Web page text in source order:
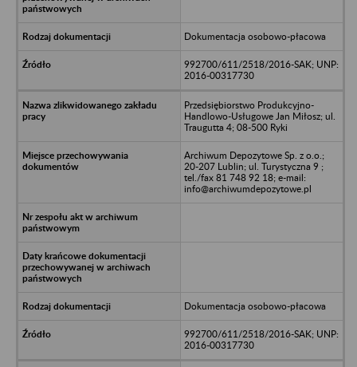
Dokumentacja osobowo-płacowa
992700/611/2518/2016-SAK; UNP:
2016-00317730
Przedsiębiorstwo Produkcyjno-
Handlowo-Usługowe Jan Miłosz; ul.
Traugutta 4; 08-500 Ryki
Archiwum Depozytowe Sp. z o.o.;
20-207 Lublin; ul. Turystyczna 9 ;
tel./fax 81 748 92 18; e-mail:
info@archiwumdepozytowe.pl
Dokumentacja osobowo-płacowa
992700/611/2518/2016-SAK; UNP:
2016-00317730